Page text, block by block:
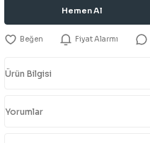
Hemen Al
Fiyat Alarmı
Ürün Bilgisi
Yorumlar